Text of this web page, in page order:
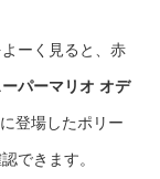
ーく見ると、赤
ーパーマリオ オデ
登場したポリー
できます。